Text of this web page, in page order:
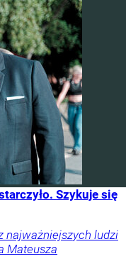
Szykuje się
najważniejszych ludzi
Mateusza